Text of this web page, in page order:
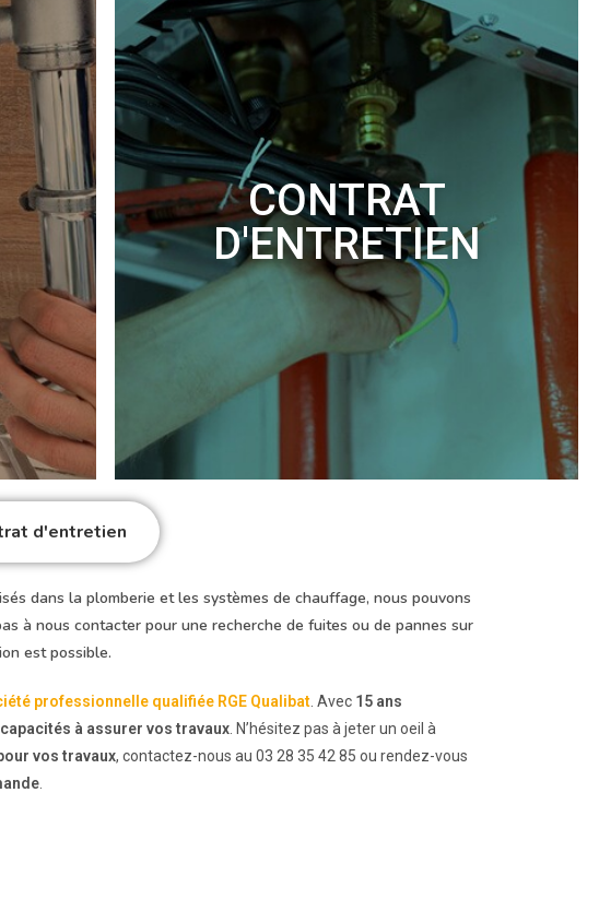
CONTRAT
D'ENTRETIEN
d'entretien
dans la plomberie et les systèmes de chauffage, nous pouvons
à nous contacter pour une recherche de fuites ou de pannes sur
est possible.
professionnelle qualifiée RGE Qualibat . Avec 15 ans
capacités à assurer vos travaux . N’hésitez pas à jeter un oeil à
vos travaux, contactez-nous au 03 28 35 42 85 ou rendez-vous